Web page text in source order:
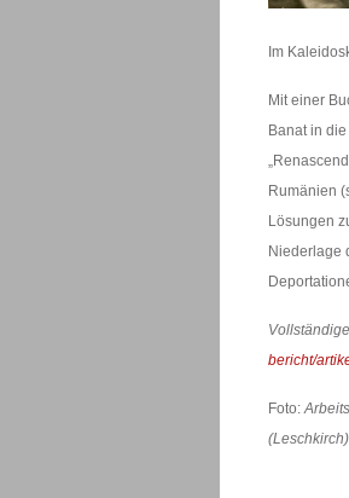
Im
Mit einer
Banat in
Rumänien
Lösungen
Niederlage
bericht/
Foto:
(Leschkirch)